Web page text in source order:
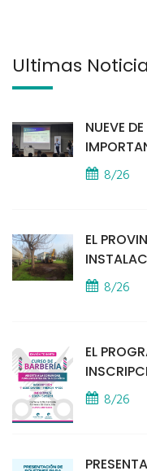
Últimas
NUEVE
8/26
EL
8/26
EL
8/26